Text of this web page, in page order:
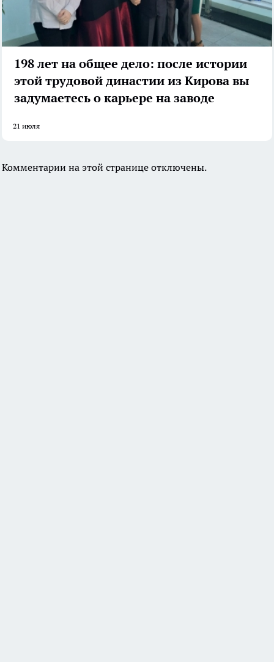
198 лет на общее дело: после истории
этой трудовой династии из Кирова вы
задумаетесь о карьере на заводе
21 июля
Комментарии на этой странице отключены.